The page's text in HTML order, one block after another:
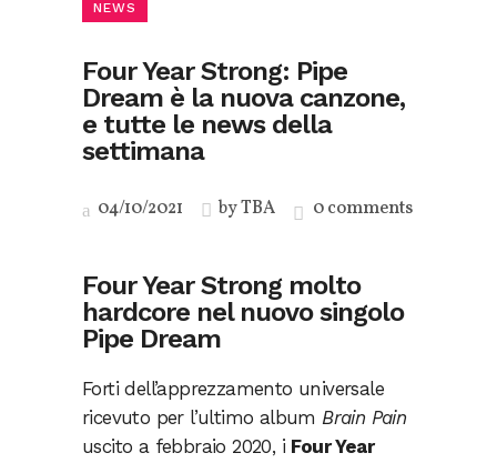
NEWS
Four Year Strong: Pipe
Dream è la nuova canzone,
e tutte le news della
settimana
04/10/2021 byTBA 0 comments
Four Year Strong molto
hardcore nel nuovo singolo
Pipe Dream
Forti dell’apprezzamento universale
ricevuto per l’ultimo album Brain Pain
uscito a febbraio 2020, i Four Year